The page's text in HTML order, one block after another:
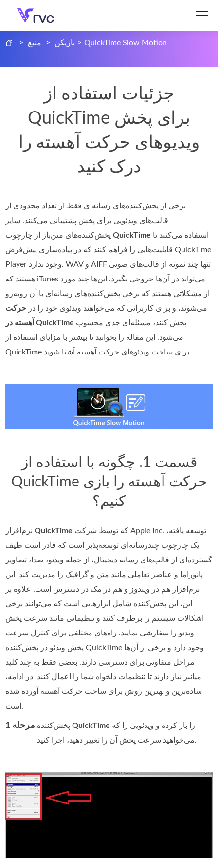
> منبع > بازیکن > QuickTime Slow Motion
جزئیات استفاده از
QuickTime برای پخش
ویدیوهای حرکت آهسته را
درک کنید
برخی از پخش‌کننده‌های رسانه‌ای فقط از تعداد محدودی از
قالب‌های ویدئویی برای پخش پشتیبانی می‌کنند. سایر
پخش‌کننده‌های متن‌باز از چارچوبQuickTime
قابلیت‌هایی را فراهم کنند که در پیاده‌سازی پیش‌فرض QuickTime
Player وجود ندارد. WAV و AIFF تنها چند نمونه از قالب‌های صوتی
هستند که iTunes می‌تواند در آن‌ها خروجی بگیرد. این‌ها چند مورد
از مشکلاتی هستند که برخی پخش‌کننده‌های رسانه‌ای با آن روبه‌رو
می‌شوند، و برای کاربرانی که می‌خواهند ویدئوی خود را در حرکت
آهسته در QuickTime
می‌شود. این مقاله را بخوانید تا بیشتر با مزایای استفاده از
QuickTime برای ساخت ویدئوهای حرکت آهسته آشنا شوید.
قسمت 1. چگونه با استفاده از
QuickTime حرکت آهسته را بازی
کنیم؟
نرم‌افزارQuickTime
یک چارچوب چندرسانه‌ای توسعه‌پذیر است که قادر است طیف
گسترده‌ای از قالب‌های رسانه دیجیتال، از جمله ویدئو، صدا، تصاویر
پانوراما و عناصر تعاملی مانند متن و گرافیک را مدیریت کند. این
نرم‌افزار هم در ویندوز و هم در مک در دسترس است. علاوه بر
این، این پخش‌کننده شامل ابزارهایی است که می‌توانند برخی
اشکالات سیستم را برطرف کنند و تنظیماتی مانند سرعت پخش
ویدئو را سفارشی نمایند. راه‌های مختلفی برای کنترل سرعت
پخش ویدئو در پخش‌کننده QuickTime وجود دارد و برخی از آن‌ها
مراحل متفاوتی برای دسترسی دارند. بعضی فقط به چند کلید
میانبر نیاز دارند تا تنظیمات دلخواه شما را اعمال کنند. در ادامه،
ساده‌ترین و بهترین روش برای ساخت حرکت آهسته آورده شده
است.
مرحله 1. پخش‌کنندهQuickTime
می‌خواهید سرعت پخش آن را تغییر دهید، اجرا کنید.